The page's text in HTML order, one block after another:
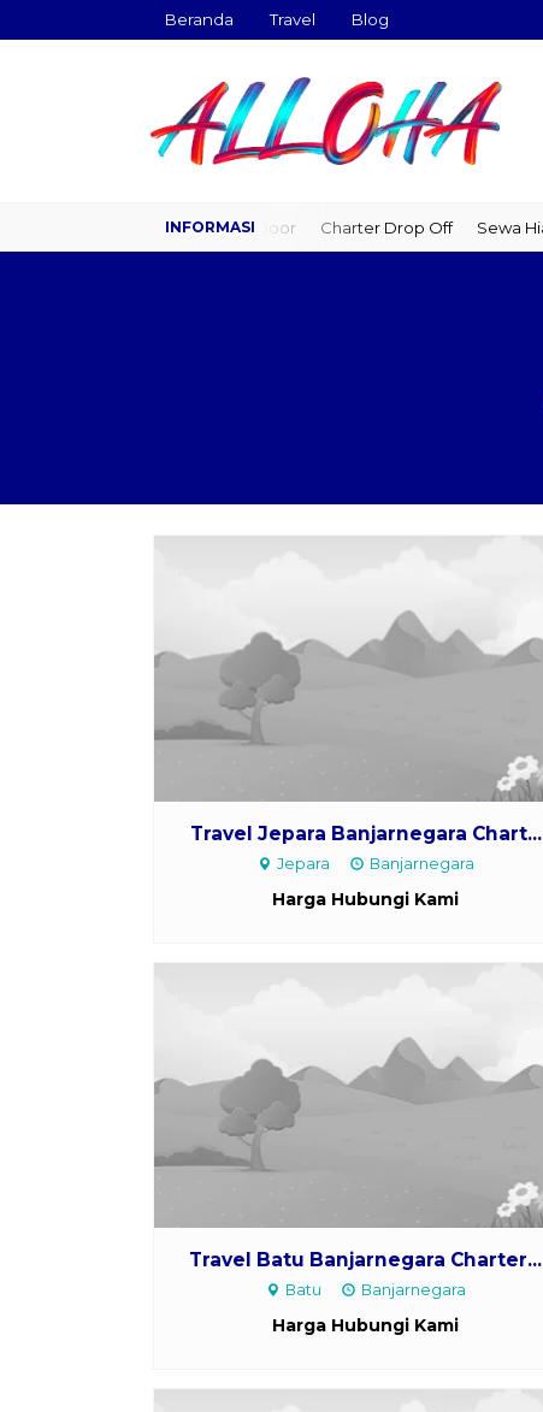
Beranda Travel Blog
Travel Door to Door Charter Drop Off Sewa Hiace
Travel Jepara Banjarnegara Chart...
Jepara Banjarnegara
Harga Hubungi Kami
Travel Batu Banjarnegara Charter...
Batu Banjarnegara
Harga Hubungi Kami